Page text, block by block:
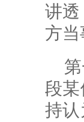
讲
方当
段
持